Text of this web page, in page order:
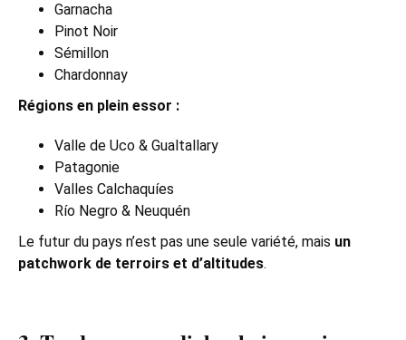
Garnacha
Pinot Noir
Sémillon
Chardonnay
Régions en plein essor :
Valle de Uco & Gualtallary
Patagonie
Valles Calchaquíes
Río Negro & Neuquén
Le futur du pays n’est pas une seule variété, mais un
patchwork de terroirs et d’altitudes.